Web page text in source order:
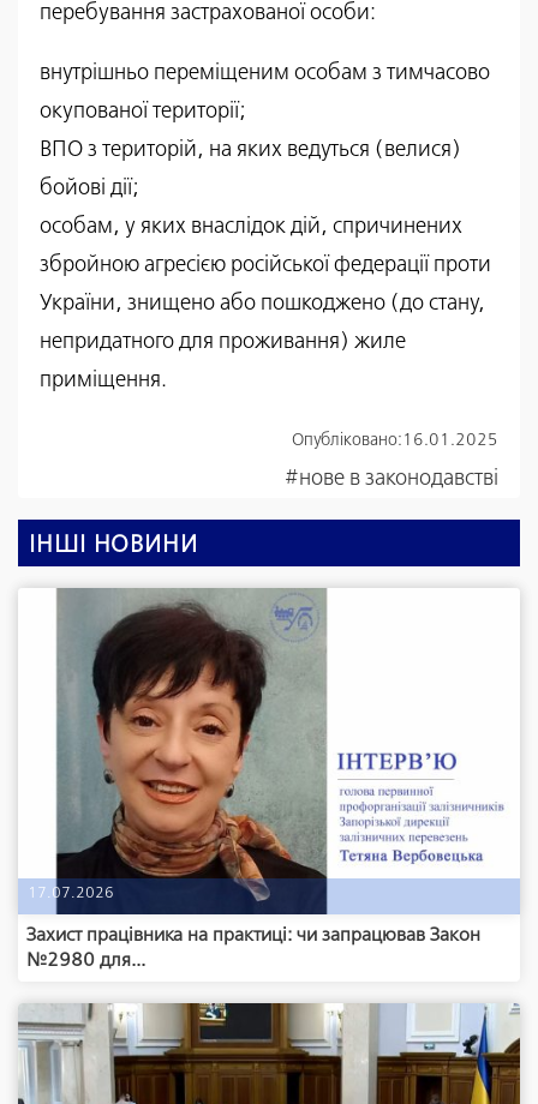
перебування застрахованої особи:
внутрішньо переміщеним особам з тимчасово
окупованої території;
ВПО з територій, на яких ведуться (велися)
бойові дії;
особам, у яких внаслідок дій, спричинених
збройною агресією російської федерації проти
України, знищено або пошкоджено (до стану,
непридатного для проживання) жиле
приміщення.
Опубліковано: 16.01.2025
#нове в законодавстві
ІНШІ НОВИНИ
17.07.2026
Захист працівника на практиці: чи запрацював Закон
№2980 для...